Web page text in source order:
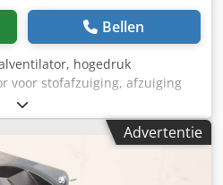
Bellen
hogedruk
voor stofafzuiging, afzuiging
afzuiging,
vacuümventilator,
radiaalventilator -Fabrikant:
Afzuigventilator -Type:
D Hijcksr -Motorvermogen:
Advertentie